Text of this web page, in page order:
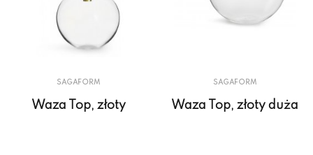
SAGAFORM
Waza Top, złoty
SAGAFORM
Waza Top, złoty duża